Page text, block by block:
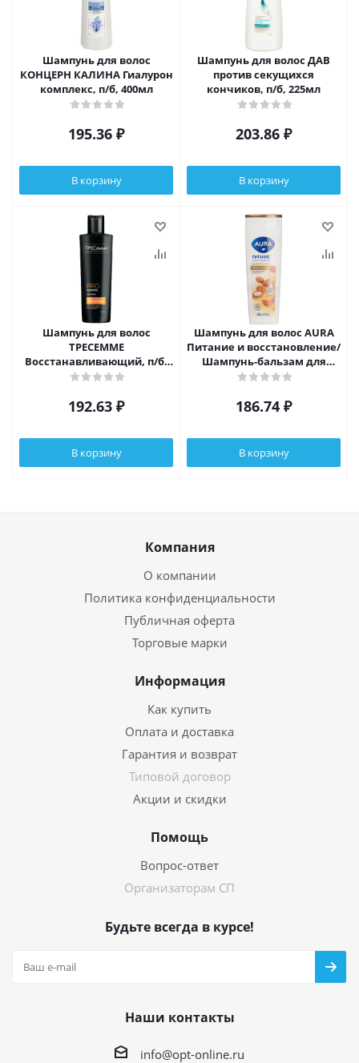
Шампунь для волос
КОНЦЕРН КАЛИНА Гиалурон
комплекс, п/б, 400мл
195.36 ₽
В корзину
Шампунь для волос ДАВ
против секущихся
кончиков, п/б, 225мл
203.86 ₽
В корзину
Шампунь для волос
ТРЕСЕММЕ
Восстанавливающий, п/б,
200мл
192.63 ₽
В корзину
Шампунь для волос AURA
Питание и восстановление/
Шампунь-бальзам для
волос 2в1 Ежедневный
186.74 ₽
В корзину
Компания
О компании
Политика конфиденциальности
Публичная оферта
Торговые марки
Информация
Как купить
Оплата и доставка
Гарантия и возврат
Типовой договор
Акции и скидки
Помощь
Вопрос-ответ
Организаторам СП
Будьте всегда в курсе!
Наши контакты
info@opt-online.ru